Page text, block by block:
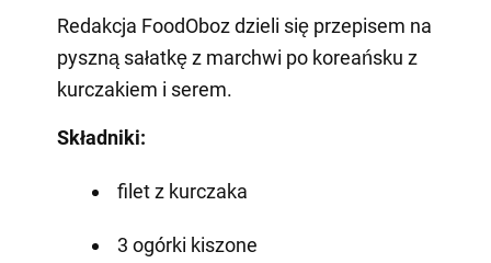
Redakcja FoodOboz dzieli się przepisem na
pyszną sałatkę z marchwi po koreańsku z
kurczakiem i serem.
Składniki:
filet z kurczaka
3 ogórki kiszone